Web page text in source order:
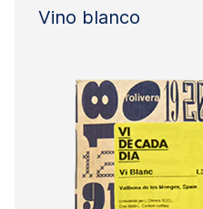
Vino blanco